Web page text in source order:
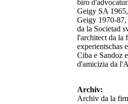
biro
Geigy SA
Geigy 1970-87,
da la Societad
l'architect da la
experientschas
Ciba e Sandoz
d'amicizia da
Archiv:
Archiv da la